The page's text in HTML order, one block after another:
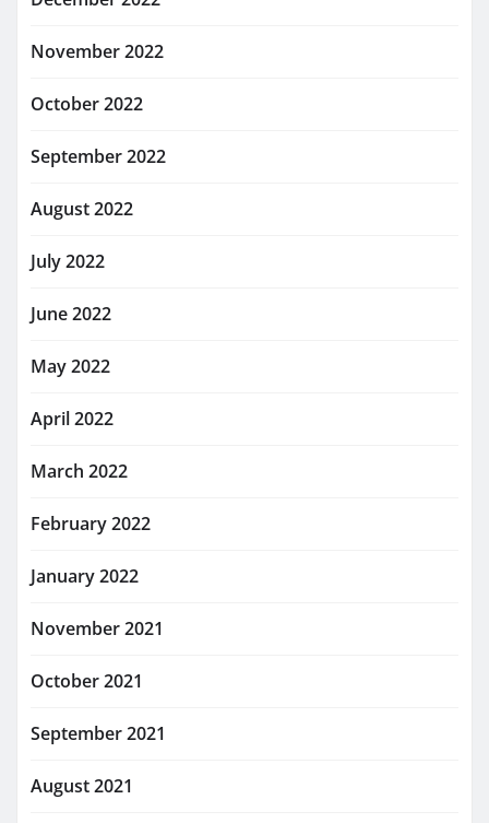
November 2022
October 2022
September 2022
August 2022
July 2022
June 2022
May 2022
April 2022
March 2022
February 2022
January 2022
November 2021
October 2021
September 2021
August 2021